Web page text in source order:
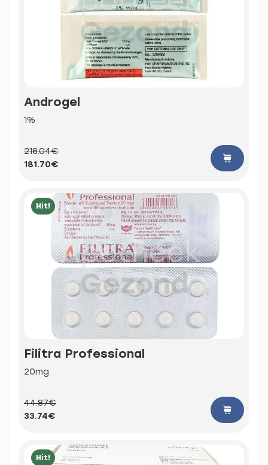
Androgel
1%
218.04€
181.70€
Hit!
Filitra Professional
20mg
44.87€
33.74€
Hit!